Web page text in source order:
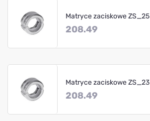
Matryce zaciskowe ZS_25
208.49
Matryce zaciskowe ZS_23
208.49